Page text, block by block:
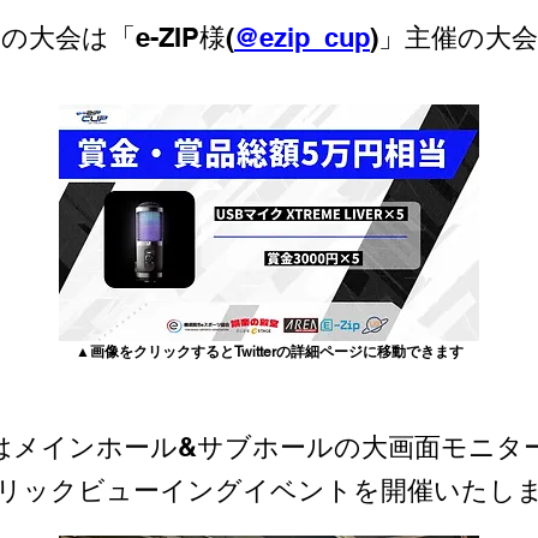
大会は「e-ZIP様(@ezip_cup)」主催の大会
▲画像をクリックするとTwitterの詳細ページに移動できます
メインホール&サブホールの大画面モニタ
ックビューイングイベントを開催いたしま